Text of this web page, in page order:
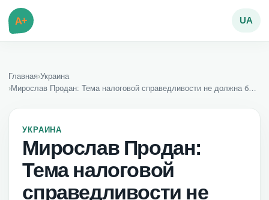
A+ UA
Главная›Украина
›
Мирослав Продан: Тема налоговой справедливости не должна быть поводом для политических манипуляций
УКРАИНА
Мирослав Продан:
Тема налоговой
справедливости не